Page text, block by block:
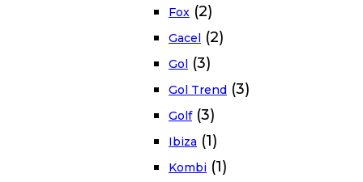
Fox (2)
Gacel (2)
Gol (3)
Gol Trend (3)
Golf (3)
Ibiza (1)
Kombi (1)